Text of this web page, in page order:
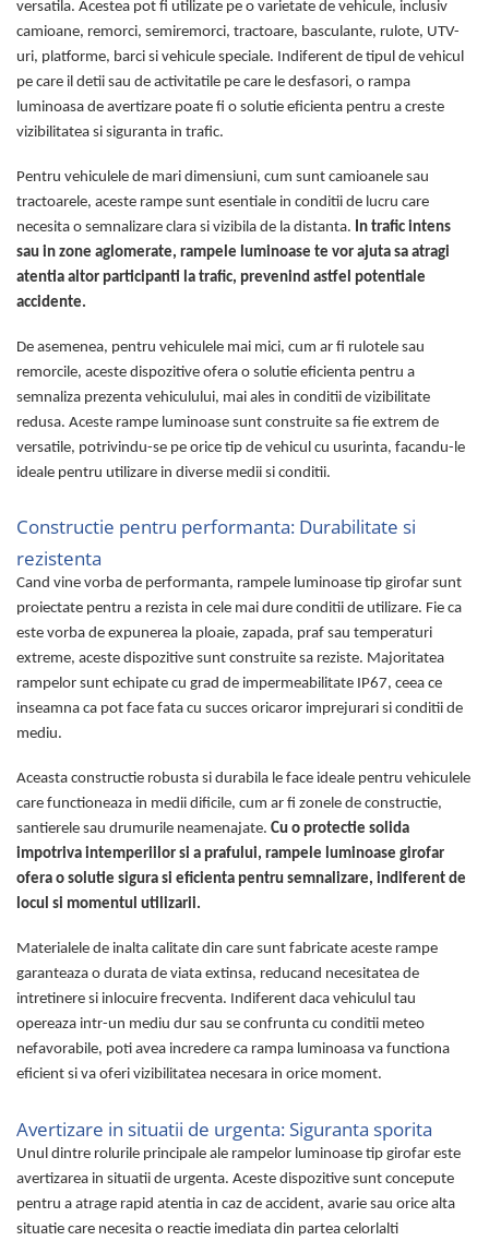
Electrice auto, camioane si remorci
Borne si Conectori Baterie Auto
Cabluri Auto Spiralate
Cabluri Multifilare Auto
Comutatoare si intrerupatoare
auto
Conectori Cabluri si Izolatie Auto
Instalatii Electrice pentru Remorci
Instalatii Electrice Proiectoare
Invertoare de tensiune
Prize bricheta & USB
Prize, stechere si mufe auto
Conectori instalatii electrice auto,
camion si remorca
Mufe si conectori auto etansi
Prize si conectori alimentare 2/3
Prize si stechere remorca, 7/13 pini
Prize, stechere si adaptoare
remorca N/S, 7/15 Pini
Relee auto
Sigurante Auto
Socluri pentru becuri auto
Suporturi si socluri sigurante auto
auto
Aditivi auto
Cosmetica interior si exterior auto
Degripante, lubrifianti, creme si
adezivi
Accesorii si Echipamente Auto
Ancorare Marfa
Accesorii Diverse
Accesorii iarna auto
Lanturi si sisteme antiderapante
Lopeti zapada auto
Perii si raclete auto pentru iarna
Accesorii Pneumatice – Furtune,
Mufe, Electrovalve
versatila. Acestea pot fi utilizate pe o varietate de vehicule, inclusiv
camioane, remorci, semiremorci, tractoare, basculante, rulote, UTV-
uri, platforme, barci si vehicule speciale. Indiferent de tipul de vehicul
pe care il detii sau de activitatile pe care le desfasori, o rampa
luminoasa de avertizare poate fi o solutie eficienta pentru a creste
vizibilitatea si siguranta in trafic.
Pentru vehiculele de mari dimensiuni, cum sunt camioanele sau
tractoarele, aceste rampe sunt esentiale in conditii de lucru care
necesita o semnalizare clara si vizibila de la distanta. In trafic intens
sau in zone aglomerate, rampele luminoase te vor ajuta sa atragi
atentia altor participanti la trafic, prevenind astfel potentiale
accidente.
De asemenea, pentru vehiculele mai mici, cum ar fi rulotele sau
remorcile, aceste dispozitive ofera o solutie eficienta pentru a
semnaliza prezenta vehiculului, mai ales in conditii de vizibilitate
redusa. Aceste rampe luminoase sunt construite sa fie extrem de
versatile, potrivindu-se pe orice tip de vehicul cu usurinta, facandu-le
ideale pentru utilizare in diverse medii si conditii.
Constructie pentru performanta: Durabilitate si
rezistenta
Cand vine vorba de performanta, rampele luminoase tip girofar sunt
proiectate pentru a rezista in cele mai dure conditii de utilizare. Fie ca
este vorba de expunerea la ploaie, zapada, praf sau temperaturi
extreme, aceste dispozitive sunt construite sa reziste. Majoritatea
rampelor sunt echipate cu grad de impermeabilitate IP67, ceea ce
inseamna ca pot face fata cu succes oricaror imprejurari si conditii de
mediu.
Aceasta constructie robusta si durabila le face ideale pentru vehiculele
care functioneaza in medii dificile, cum ar fi zonele de constructie,
santierele sau drumurile neamenajate. Cu o protectie solida
impotriva intemperiilor si a prafului, rampele luminoase girofar
ofera o solutie sigura si eficienta pentru semnalizare, indiferent de
locul si momentul utilizarii.
Materialele de inalta calitate din care sunt fabricate aceste rampe
garanteaza o durata de viata extinsa, reducand necesitatea de
intretinere si inlocuire frecventa. Indiferent daca vehiculul tau
opereaza intr-un mediu dur sau se confrunta cu conditii meteo
nefavorabile, poti avea incredere ca rampa luminoasa va functiona
eficient si va oferi vizibilitatea necesara in orice moment.
Avertizare in situatii de urgenta: Siguranta sporita
Unul dintre rolurile principale ale rampelor luminoase tip girofar este
avertizarea in situatii de urgenta. Aceste dispozitive sunt concepute
pentru a atrage rapid atentia in caz de accident, avarie sau orice alta
situatie care necesita o reactie imediata din partea celorlalti